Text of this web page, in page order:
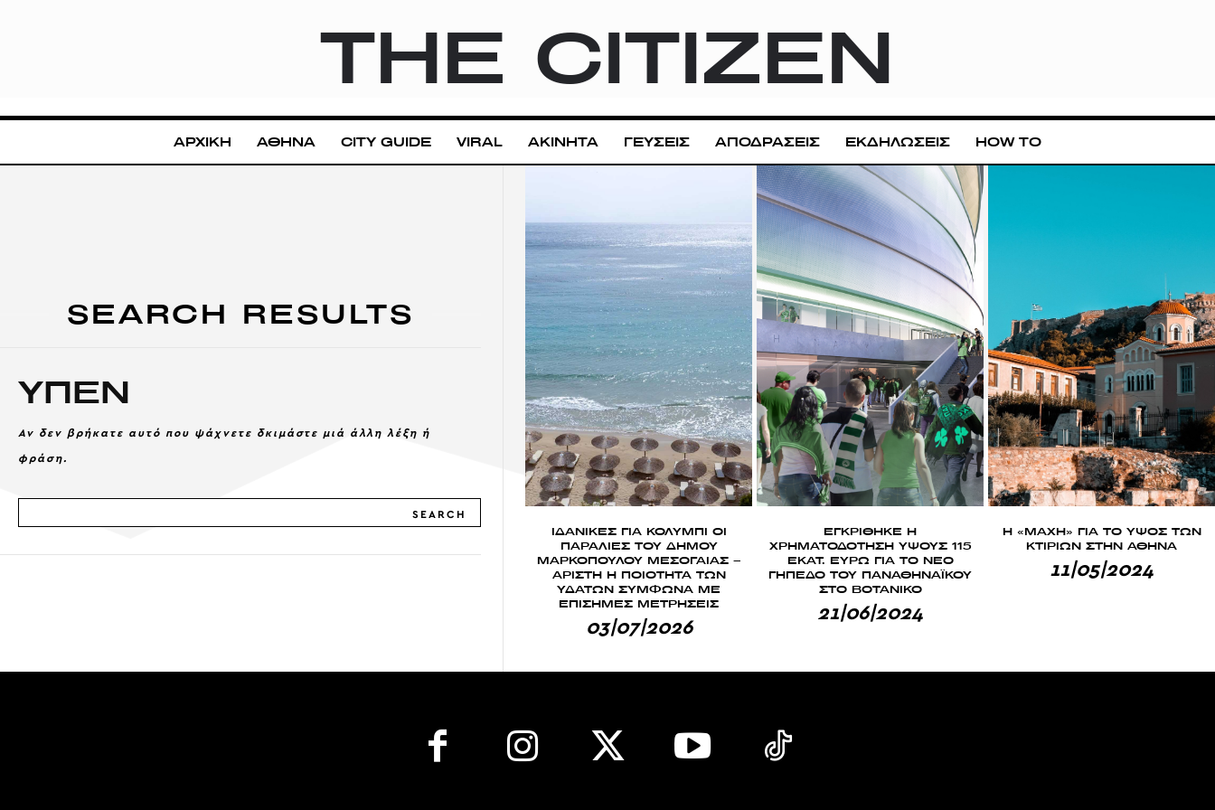
THE CITIZEN
ΑΡΧΙΚΗ ΑΘΗΝΑ CITY GUIDE VIRAL ΑΚΙΝΗΤΑ ΓΕΥΣΕΙΣ ΑΠΟΔΡΑΣΕΙΣ ΕΚΔΗΛΩΣΕΙΣ HOW TO
SEARCH RESULTS
ΥΠΕΝ
Αν δεν βρήκατε αυτό που ψάχνετε δκιμάστε μιά άλλη λέξη ή
φράση.
SEARCH
ΙΔΑΝΙΚΕΣ ΓΙΑ ΚΟΛΥΜΠΙ ΟΙ
ΠΑΡΑΛΙΕΣ ΤΟΥ ΔΗΜΟΥ
ΜΑΡΚΟΠΟΥΛΟΥ ΜΕΣΟΓΑΙΑΣ –
ΑΡΙΣΤΗ Η ΠΟΙΟΤΗΤΑ ΤΩΝ
ΥΔΑΤΩΝ ΣΥΜΦΩΝΑ ΜΕ
ΕΠΙΣΗΜΕΣ ΜΕΤΡΗΣΕΙΣ
03|07|2026
ΕΓΚΡΙΘΗΚΕ Η
ΧΡΗΜΑΤΟΔΟΤΗΣΗ ΥΨΟΥΣ 115
ΕΚΑΤ. ΕΥΡΩ ΓΙΑ ΤΟ ΝΕΟ
ΓΗΠΕΔΟ ΤΟΥ ΠΑΝΑΘΗΝΑΪΚΟΥ
ΣΤΟ ΒΟΤΑΝΙΚΟ
21|06|2024
Η «ΜΑΧΗ» ΓΙΑ ΤΟ ΥΨΟΣ ΤΩΝ
ΚΤΙΡΙΩΝ ΣΤΗΝ ΑΘΗΝΑ
11|05|2024